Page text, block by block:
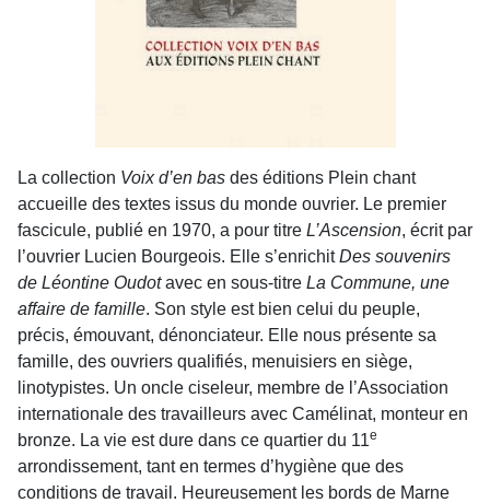
La collection Voix d’en bas des éditions Plein chant
accueille des textes issus du monde ouvrier. Le premier
fascicule, publié en 1970, a pour titre L’Ascension, écrit par
l’ouvrier Lucien Bourgeois. Elle s’enrichitDes souvenirs
de Léontine Oudotavec en sous-titre La Commune, une
affaire de famille. Son style est bien celui du peuple,
précis, émouvant, dénonciateur. Elle nous présente sa
famille, des ouvriers qualifiés, menuisiers en siège,
linotypistes. Un oncle ciseleur, membre de l’Association
internationale des travailleurs avec Camélinat, monteur en
bronze. La vie est dure dans ce quartier du 11e
arrondissement, tant en termes d’hygiène que des
conditions de travail. Heureusement les bords de Marne